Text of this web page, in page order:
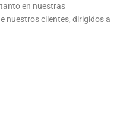
en nuestras
nuestros clientes, dirigidos a